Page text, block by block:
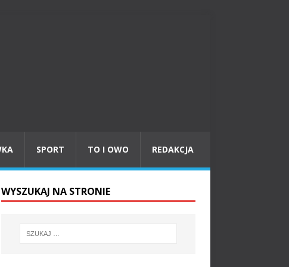
SPORT TO I OWO REDAKCJA
WYSZUKAJ NA STRONIE